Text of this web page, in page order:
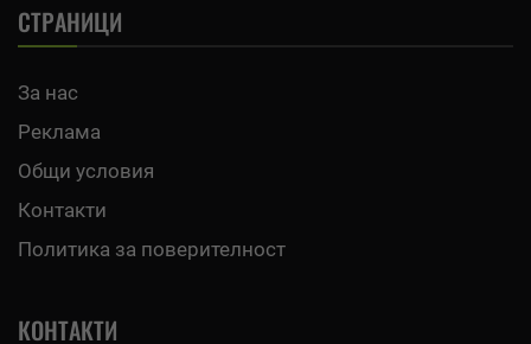
СТРАНИЦИ
За нас
Реклама
Общи условия
Контакти
Политика за поверителност
КОНТАКТИ